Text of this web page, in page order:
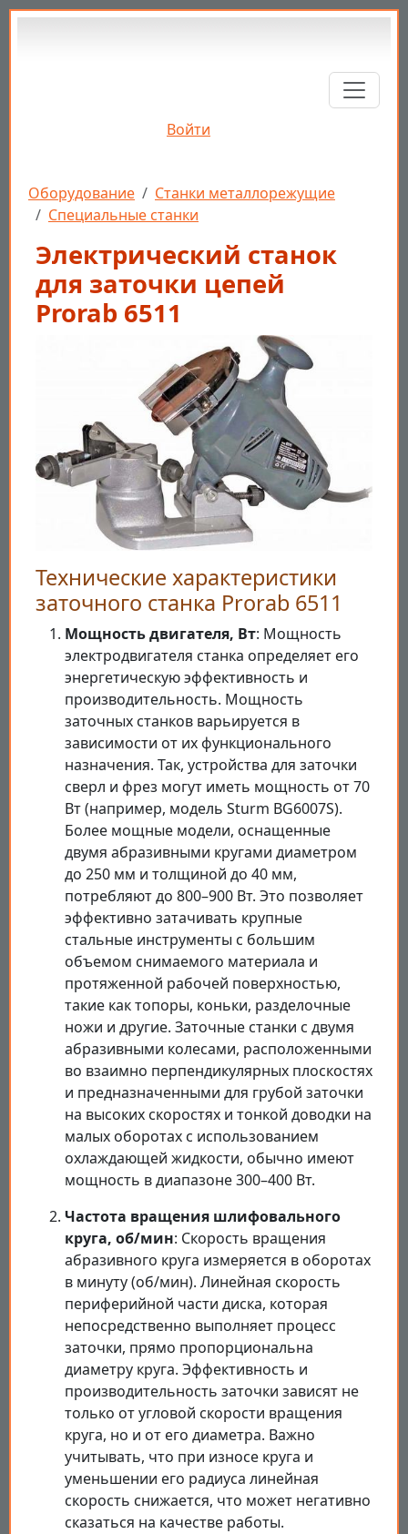
Перейти к основному содержанию
Войти
Строка навигации
Оборудование
Станки металлорежущие
Специальные станки
Электрический станок
для заточки цепей
Prorab 6511
Технические характеристики
заточного станка Prorab 6511
Мощность двигателя, Вт: Мощность
электродвигателя станка определяет его
энергетическую эффективность и
производительность. Мощность
заточных станков варьируется в
зависимости от их функционального
назначения. Так, устройства для заточки
сверл и фрез могут иметь мощность от 70
Вт (например, модель Sturm BG6007S).
Более мощные модели, оснащенные
двумя абразивными кругами диаметром
до 250 мм и толщиной до 40 мм,
потребляют до 800–900 Вт. Это позволяет
эффективно затачивать крупные
стальные инструменты с большим
объемом снимаемого материала и
протяженной рабочей поверхностью,
такие как топоры, коньки, разделочные
ножи и другие. Заточные станки с двумя
абразивными колесами, расположенными
во взаимно перпендикулярных плоскостях
и предназначенными для грубой заточки
на высоких скоростях и тонкой доводки на
малых оборотах с использованием
охлаждающей жидкости, обычно имеют
мощность в диапазоне 300–400 Вт.
Частота вращения шлифовального
круга, об/мин: Скорость вращения
абразивного круга измеряется в оборотах
в минуту (об/мин). Линейная скорость
периферийной части диска, которая
непосредственно выполняет процесс
заточки, прямо пропорциональна
диаметру круга. Эффективность и
производительность заточки зависят не
только от угловой скорости вращения
круга, но и от его диаметра. Важно
учитывать, что при износе круга и
уменьшении его радиуса линейная
скорость снижается, что может негативно
сказаться на качестве работы.